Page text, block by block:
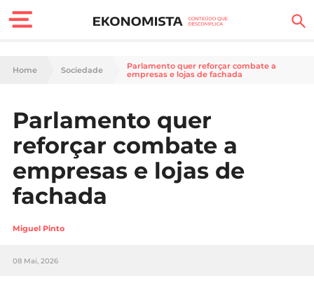
Finanças Pessoais
Carreira
Casa
Lifestyle
Sociedade
Tecnologia
Home Sociedade
Parlamento quer reforçar combate a
empresas e lojas de fachada
Parlamento quer
reforçar combate a
empresas e lojas de
fachada
Miguel Pinto
08 Mai, 2026